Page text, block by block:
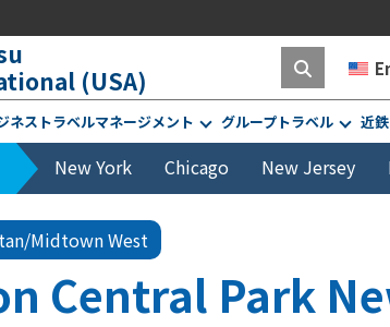
(USA)
ネストラベルマネージメント グループトラベル 近
New York Chicago New Jersey
Midtown West
Central Park